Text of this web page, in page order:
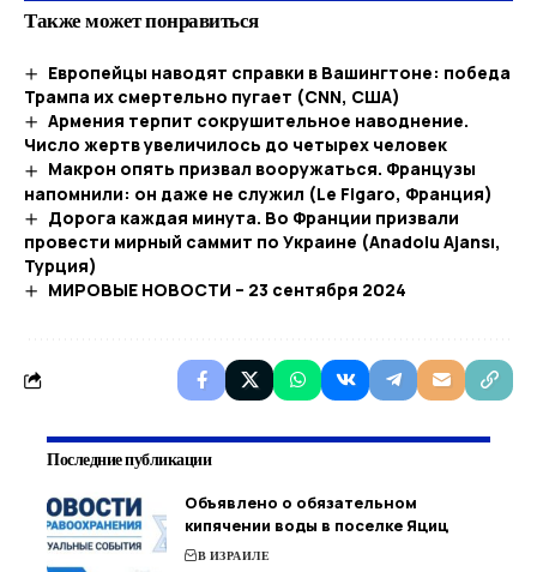
Также может понравиться
Европейцы наводят справки в Вашингтоне: победа
Трампа их смертельно пугает (CNN, США)
Армения терпит сокрушительное наводнение.
Число жертв увеличилось до четырех человек
Макрон опять призвал вооружаться. Французы
напомнили: он даже не служил (Le Figaro, Франция)
Дорога каждая минута. Во Франции призвали
провести мирный саммит по Украине (Anadolu Ajansı,
Турция)
МИРОВЫЕ НОВОСТИ – 23 сентября 2024
Последние публикации
Объявлено о обязательном
кипячении воды в поселке Яциц
В ИЗРАИЛЕ